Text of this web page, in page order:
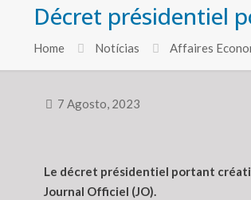
Décret présidentiel
Home Notícias Affaires
7 Agosto, 2023
Le décret présidentiel portant
Journal Officiel (JO).